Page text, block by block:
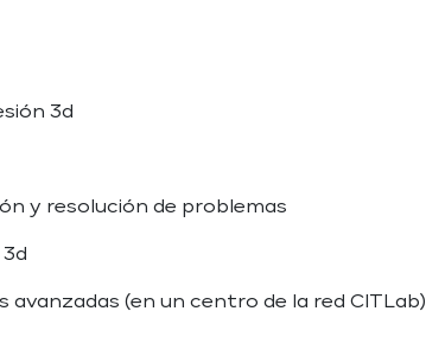
3d
y resolución de problemas
avanzadas (en un centro de la red CITLab)